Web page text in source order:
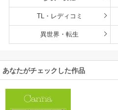
TL・レディコミ
異世界・転生
あなたがチェックした作品